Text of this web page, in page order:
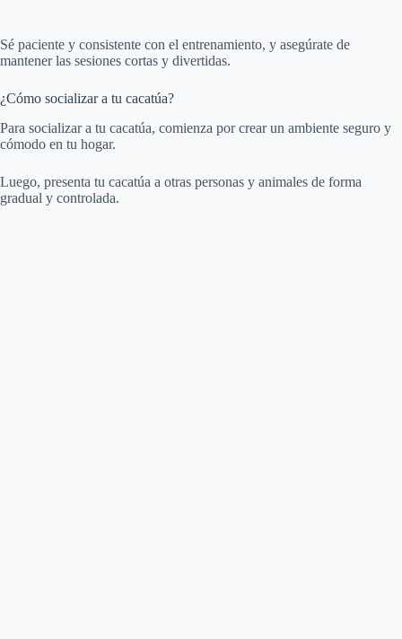
Sé paciente y consistente con el entrenamiento, y asegúrate de
mantener las sesiones cortas y divertidas.
¿Cómo socializar a tu cacatúa?
Para socializar a tu cacatúa, comienza por crear un ambiente seguro y
cómodo en tu hogar.
Luego, presenta tu cacatúa a otras personas y animales de forma
gradual y controlada.